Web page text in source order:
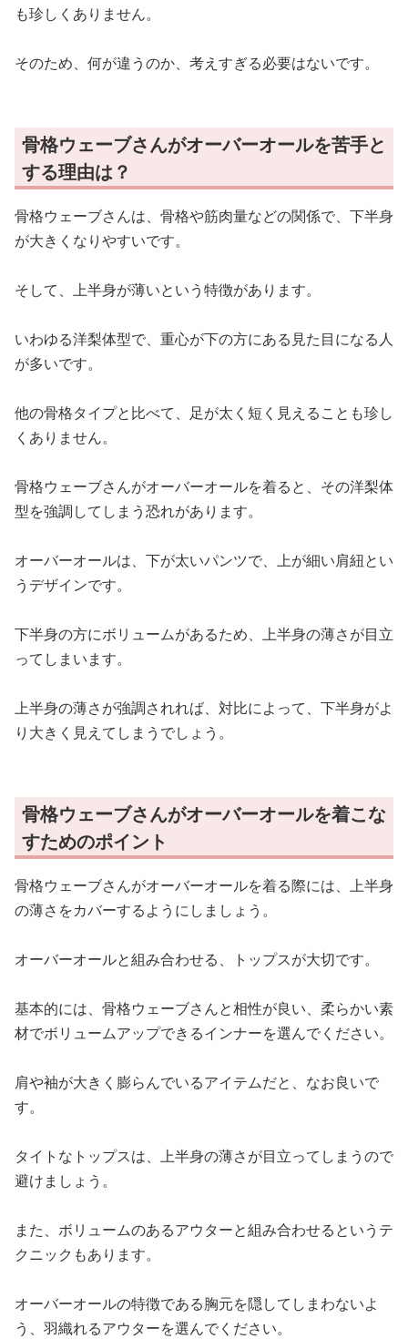
も珍しくありません。
そのため、何が違うのか、考えすぎる必要はないです。
骨格ウェーブさんがオーバーオールを苦手と
する理由は？
骨格ウェーブさんは、骨格や筋肉量などの関係で、下半身
が大きくなりやすいです。
そして、上半身が薄いという特徴があります。
いわゆる洋梨体型で、重心が下の方にある見た目になる人
が多いです。
他の骨格タイプと比べて、足が太く短く見えることも珍し
くありません。
骨格ウェーブさんがオーバーオールを着ると、その洋梨体
型を強調してしまう恐れがあります。
オーバーオールは、下が太いパンツで、上が細い肩紐とい
うデザインです。
下半身の方にボリュームがあるため、上半身の薄さが目立
ってしまいます。
上半身の薄さが強調されれば、対比によって、下半身がよ
り大きく見えてしまうでしょう。
骨格ウェーブさんがオーバーオールを着こな
すためのポイント
骨格ウェーブさんがオーバーオールを着る際には、上半身
の薄さをカバーするようにしましょう。
オーバーオールと組み合わせる、トップスが大切です。
基本的には、骨格ウェーブさんと相性が良い、柔らかい素
材でボリュームアップできるインナーを選んでください。
肩や袖が大きく膨らんでいるアイテムだと、なお良いで
す。
タイトなトップスは、上半身の薄さが目立ってしまうので
避けましょう。
また、ボリュームのあるアウターと組み合わせるというテ
クニックもあります。
オーバーオールの特徴である胸元を隠してしまわないよ
う、羽織れるアウターを選んでください。